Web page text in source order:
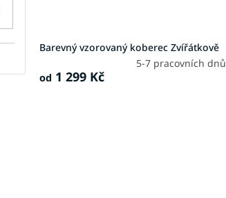
Barevný vzorovaný koberec Zvířátkově
5-7 pracovních dnů
od 1 299 Kč